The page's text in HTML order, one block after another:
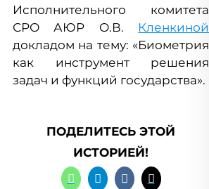
Исполнительного комитета
СРО АЮР О.В. Кленкиной
докладом на тему: «Биометрия
как инструмент решения
задач и функций государства».
ПОДЕЛИТЕСЬ ЭТОЙ
ИСТОРИЕЙ!